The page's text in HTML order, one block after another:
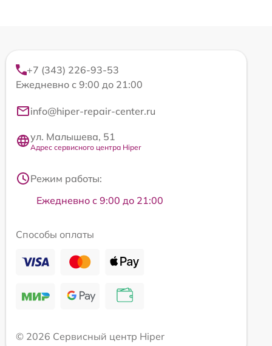
+7 (343) 226-93-53
Ежедневно с 9:00 до 21:00
info@hiper-repair-center.ru
ул. Малышева, 51
Адрес сервисного центра Hiper
Режим работы:
Ежедневно с 9:00 до 21:00
Способы оплаты
© 2026 Сервисный центр Hiper